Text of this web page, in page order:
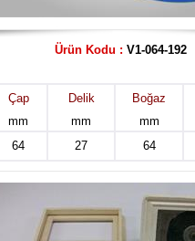
Ürün Kodu : V1-064-192
Çap
mm
Delik
mm
Boğaz
mm
64
27 64